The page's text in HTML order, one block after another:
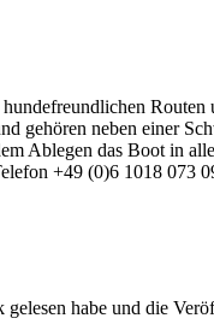
gehören neben einer
Ablegen das Boot in
+49 (0)6 1018 073
habe und die